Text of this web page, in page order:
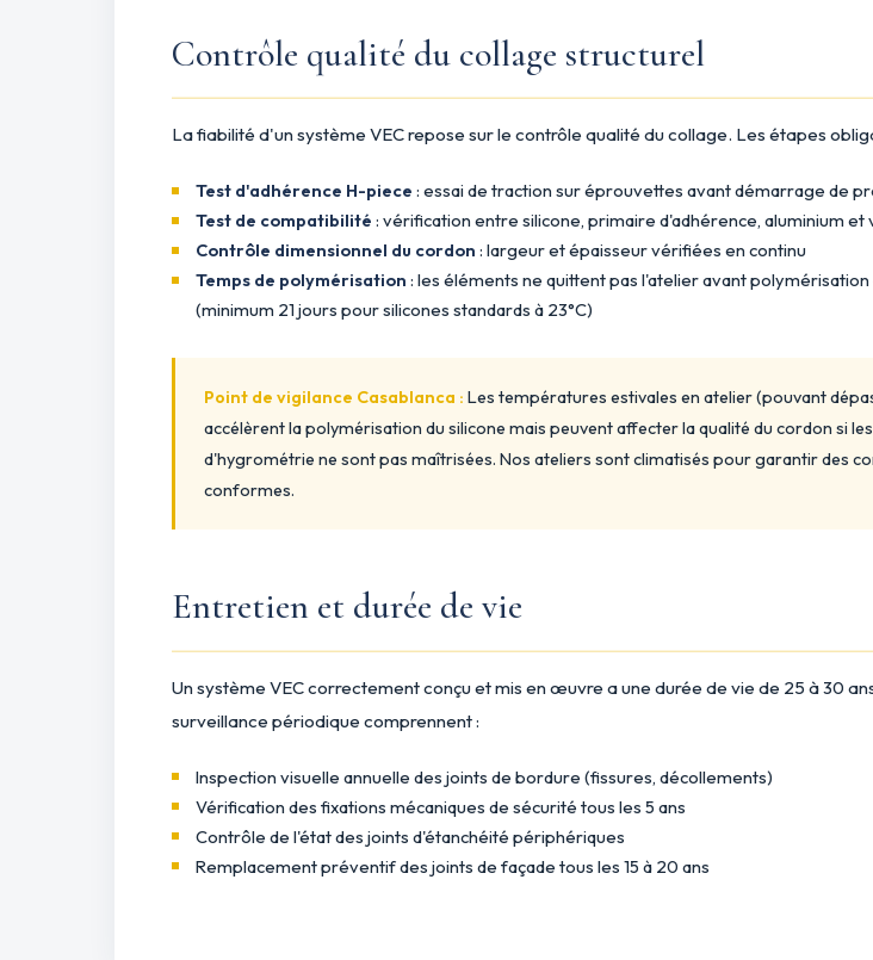
Contrôle qualité du collage structurel
La fiabilité d'un système VEC repose sur le contrôle qualité du collage. Les étapes
Test d'adhérence H-piece : essai de traction sur éprouvettes avant démarrage de
Test de compatibilité : vérification entre silicone, primaire d'adhérence, aluminium et
Contrôle dimensionnel du cordon : largeur et épaisseur vérifiées en continu
Temps de polymérisation : les éléments ne quittent pas l'atelier avant
(minimum 21 jours pour silicones standards à 23°C)
Point de vigilance Casablanca : Les températures estivales en atelier (pouvant
accélèrent la polymérisation du silicone mais peuvent affecter la qualité du cordon si
d'hygrométrie ne sont pas maîtrisées. Nos ateliers sont climatisés pour garantir des
conformes.
Entretien et durée de vie
Un système VEC correctement conçu et mis en œuvre a une durée de vie de 25 à 30
surveillance périodique comprennent :
Inspection visuelle annuelle des joints de bordure (fissures, décollements)
Vérification des fixations mécaniques de sécurité tous les 5 ans
Contrôle de l'état des joints d'étanchéité périphériques
Remplacement préventif des joints de façade tous les 15 à 20 ans